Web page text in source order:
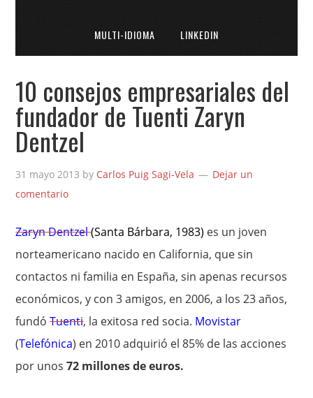
MULTI-IDIOMA LINKEDIN
10 consejos empresariales del
fundador de Tuenti Zaryn
Dentzel
31 mayo 2013 by Carlos Puig Sagi-Vela
Dejar un
comentario
Zaryn Dentzel(Santa Bárbara, 1983) es un joven
norteamericano nacido en California, que sin
contactos ni familia en España, sin apenas recursos
económicos, y con 3 amigos, en 2006, a los 23 años,
fundóTuenti, la exitosa red socia. Movistar
(Telefónica) en 2010 adquirió el 85% de las acciones
por unos72 millones de euros.